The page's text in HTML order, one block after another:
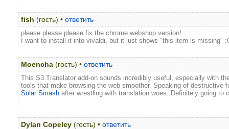
fish (гость) • ответить
please please please fix the chrome webshop version!
I want to install it into vivaldi, but it just shows "this item is missing"
Moencha (гость) • ответить
This S3.Translator add-on sounds incredibly useful, especially with
tools that make browsing the web smoother. Speaking of
Solar Smash after wrestling with translation woes. Definitely going to
Dylan Copeley (гость) • ответить